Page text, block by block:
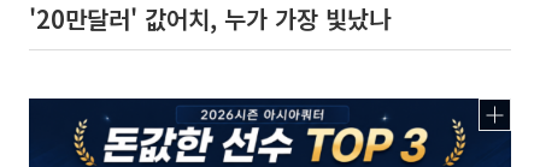
'20만달러' 값어치, 누가 가장 빛났나